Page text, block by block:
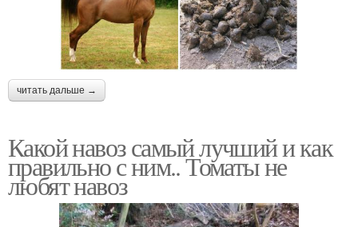
читать дальше →
Какой навоз самый лучший и как
правильно с ним.. Томаты не
любят навоз